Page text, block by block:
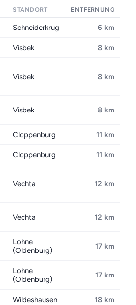
STANDORT ENTFERNUNG
Schneiderkrug 6 km
Visbek 8 km
Visbek 8 km
Visbek 8 km
Cloppenburg 11 km
Cloppenburg 11 km
Vechta 12 km
Vechta 12 km
Lohne
(Oldenburg)
17 km
Lohne
(Oldenburg)
17 km
Wildeshausen 18 km